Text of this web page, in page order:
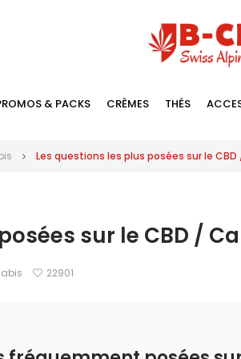
& PACKS CRÈMES THÉS
Les questions les plus posées sur le
sur le CBD /
22901